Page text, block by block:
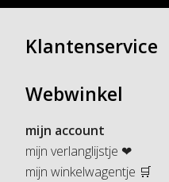
Klantenservice
Webwinkel
mijn account
mijn verlanglijstje ❤
mijn winkelwagentje 🛒